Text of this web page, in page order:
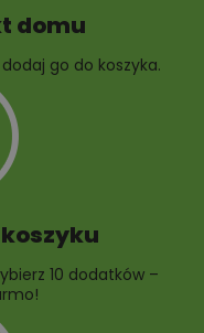
domu
go do koszyka.
10 dodatków –